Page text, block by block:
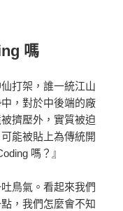
嗎
打架，誰一統江山
，對於中後端的廠
擠壓外，實質被迫
能被貼上為傳統開
嗎？』
鳥氣。看起來我們
，我們怎麼會不知